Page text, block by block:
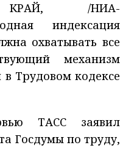
КРАЙ, /НИА-
индексация
охватывать все
механизм
Трудовом кодексе
ТАСС заявил
Госдумы по труду,